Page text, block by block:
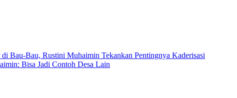
Bau-Bau, Rustini Muhaimin Tekankan Pentingnya Kaderisasi
Bisa Jadi Contoh Desa Lain